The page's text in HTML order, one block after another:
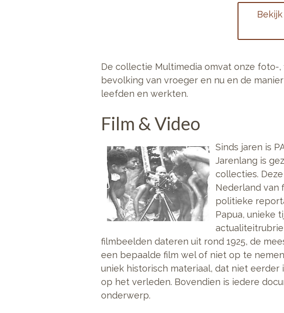
De collectie Multimedia omvat onze foto-
bevolking van vroeger en nu en de
leefden en werkten.
Film & Video
Sinds jaren is
Jarenlang is
collecties.
Nederland van
politieke
Papua, unieke
filmbeelden dateren uit rond 1925, de
een bepaalde film wel of niet op te
uniek historisch materiaal, dat niet
op het verleden. Bovendien is iedere
onderwerp.